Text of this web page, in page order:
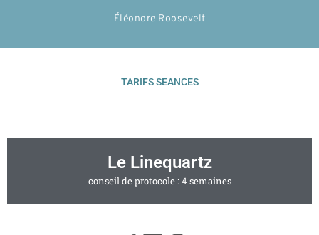
Éléonore Roosevelt
TARIFS SEANCES
Le Linequartz
conseil de protocole : 4 semaines